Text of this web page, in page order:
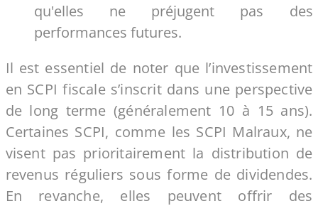
qu'elles ne préjugent pas des
performances futures.
Il est essentiel de noter que l’investissement
en SCPI fiscale s’inscrit dans une perspective
de long terme (généralement 10 à 15 ans).
Certaines SCPI, comme les SCPI Malraux, ne
visent pas prioritairement la distribution de
revenus réguliers sous forme de dividendes.
En revanche, elles peuvent offrir des